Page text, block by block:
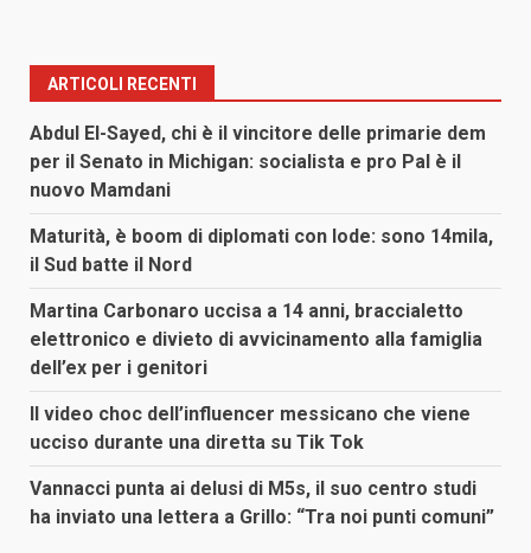
ARTICOLI RECENTI
Abdul El-Sayed, chi è il vincitore delle primarie dem
per il Senato in Michigan: socialista e pro Pal è il
nuovo Mamdani
Maturità, è boom di diplomati con lode: sono 14mila,
il Sud batte il Nord
Martina Carbonaro uccisa a 14 anni, braccialetto
elettronico e divieto di avvicinamento alla famiglia
dell’ex per i genitori
Il video choc dell’influencer messicano che viene
ucciso durante una diretta su Tik Tok
Vannacci punta ai delusi di M5s, il suo centro studi
ha inviato una lettera a Grillo: “Tra noi punti comuni”